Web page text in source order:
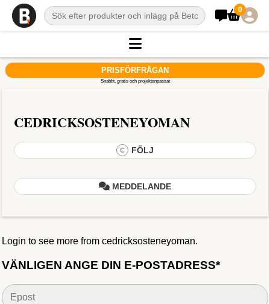
0
PRISFÖRFRÅGAN
Snabbt, gratis och projektanpassat
Login to see more from cedricksosteneyoman.
VÄNLIGEN ANGE DIN E-POSTADRESS*
CEDRICKSOSTENEYOMAN
C FÖLJ
MEDDELANDE